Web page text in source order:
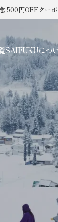
500円OFFクー
SAIFUKUにつ